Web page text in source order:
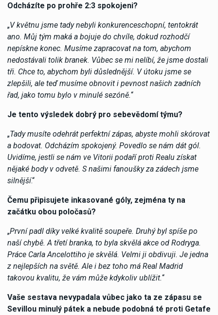
Odcházíte po prohře 2:3 spokojeni?
„V květnu jsme tady nebyli konkurenceschopní, tentokrát
ano. Můj tým maká a bojuje do chvíle, dokud rozhodčí
nepískne konec. Musíme zapracovat na tom, abychom
nedostávali tolik branek. Vůbec se mi nelíbí, že jsme dostali
tři. Chce to, abychom byli důslednější. V útoku jsme se
zlepšili, ale teď musíme obnovit i pevnost našich zadních
řad, jako tomu bylo v minulé sezóně.“
Je tento výsledek dobrý pro sebevědomí týmu?
„Tady musíte odehrát perfektní zápas, abyste mohli skórovat
a bodovat. Odcházím spokojený. Povedlo se nám dát gól.
Uvidíme, jestli se nám ve Vitorii podaří proti Realu získat
nějaké body v odvetě. S našimi fanoušky za zádech jsme
silnější.“
Čemu připisujete inkasované góly, zejména ty na
začátku obou poločasů?
„První padl díky velké kvalitě soupeře. Druhý byl spíše po
naší chybě. A třetí branka, to byla skvělá akce od Rodryga.
Práce Carla Ancelottiho je skvělá. Velmi ji obdivuji. Je jedna
z nejlepších na světě. Ale i bez toho má Real Madrid
takovou kvalitu, že vám může kdykoliv ublížit.“
Vaše sestava nevypadala vůbec jako ta ze zápasu se
Sevillou minulý pátek a nebude podobná té proti Getafe